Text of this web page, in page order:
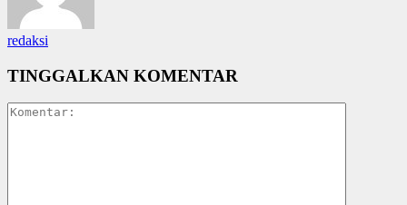
redaksi
TINGGALKAN KOMENTAR